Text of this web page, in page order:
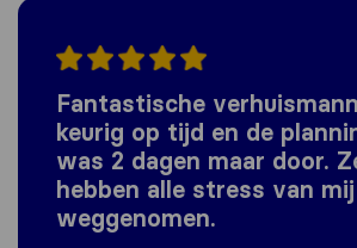
Fantastische
keurig op tijd en de
was 2 dagen maar door.
hebben alle stress van mij
weggenomen.